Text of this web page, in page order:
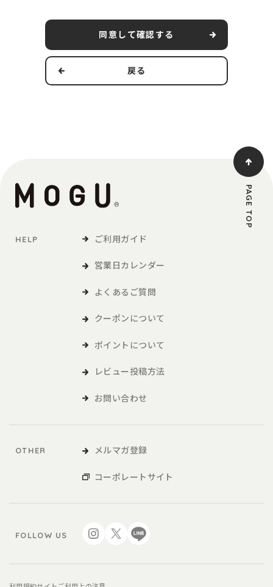
ンショップ「MOGUストア 本店」（https://mogustore.jp 以
下、「本サービス」といいます。）の利用条件を定めるもので
本規約の適用範囲および変更
規約を変更する必要が生じた場合には、適用法令に従い、本
規約を変更することができます。この場合、当社は、本サイ
トへの掲載等の方法により、本規約を変更する旨、変更後の
本規約の内容および変更の効力発生日を利用者に通知しま
「利用者」とは、本サービスの閲覧または本サービスによる商品
の購入など、本サービスの利用を行う方をいいます。
および各種サービスをいい、販促品を含みます。。
1．利用者は、本規約に同意の上、本規約および当社が別途定める
ご利用ガイドなどに従い、本サービスを利用するものとしま
2．本サービスにおいては、登録希望者が本規約に同意の上、当社
の定める方法によって利用登録を申請し、当社がこれに対す
同意して確認する
戻る
HELP ご利用ガイド
営業日カレンダー
よくあるご質問
クーポンについて
ポイントについて
レビュー投稿方法
お問い合わせ
OTHER メルマガ登録
コーポレートサイト
FOLLOW US
PAGE TOP